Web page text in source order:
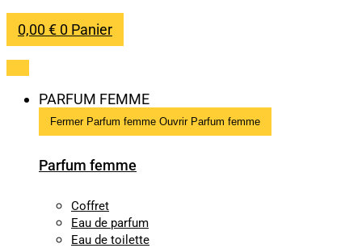
0,00€ 0 Panier
PARFUM FEMME
Fermer Parfum femme Ouvrir Parfum femme
Parfum femme
Coffret
Eau de parfum
Eau de toilette